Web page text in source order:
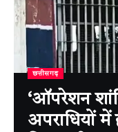
छत्तीसगढ़
‘ऑपरेशन
अपराधियों में